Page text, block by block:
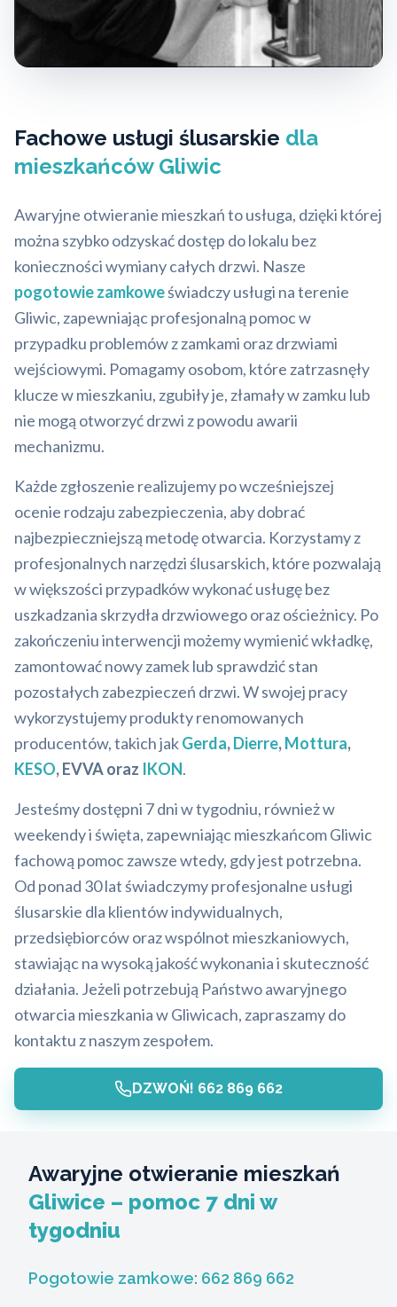
Fachowe usługi ślusarskie dla
mieszkańców Gliwic
Awaryjne otwieranie mieszkań to usługa, dzięki której
można szybko odzyskać dostęp do lokalu bez
konieczności wymiany całych drzwi. Nasze
pogotowie zamkoweświadczy usługi na terenie
Gliwic, zapewniając profesjonalną pomoc w
przypadku problemów z zamkami oraz drzwiami
wejściowymi. Pomagamy osobom, które zatrzasnęły
klucze w mieszkaniu, zgubiły je, złamały w zamku lub
nie mogą otworzyć drzwi z powodu awarii
mechanizmu.
Każde zgłoszenie realizujemy po wcześniejszej
ocenie rodzaju zabezpieczenia, aby dobrać
najbezpieczniejszą metodę otwarcia. Korzystamy z
profesjonalnych narzędzi ślusarskich, które pozwalają
w większości przypadków wykonać usługę bez
uszkadzania skrzydła drzwiowego oraz ościeżnicy. Po
zakończeniu interwencji możemy wymienić wkładkę,
zamontować nowy zamek lub sprawdzić stan
pozostałych zabezpieczeń drzwi. W swojej pracy
wykorzystujemy produkty renomowanych
producentów, takich jakGerda,Dierre,Mottura,
KESO, EVVA oraz IKON.
Jesteśmy dostępni 7 dni w tygodniu, również w
weekendy i święta, zapewniając mieszkańcom Gliwic
fachową pomoc zawsze wtedy, gdy jest potrzebna.
Od ponad 30 lat świadczymy profesjonalne usługi
ślusarskie dla klientów indywidualnych,
przedsiębiorców oraz wspólnot mieszkaniowych,
stawiając na wysoką jakość wykonania i skuteczność
działania. Jeżeli potrzebują Państwo awaryjnego
otwarcia mieszkania w Gliwicach, zapraszamy do
kontaktu z naszym zespołem.
DZWOŃ! 662 869 662
Awaryjne otwieranie mieszkań
Gliwice – pomoc 7 dni w
tygodniu
Pogotowie zamkowe: 662 869 662